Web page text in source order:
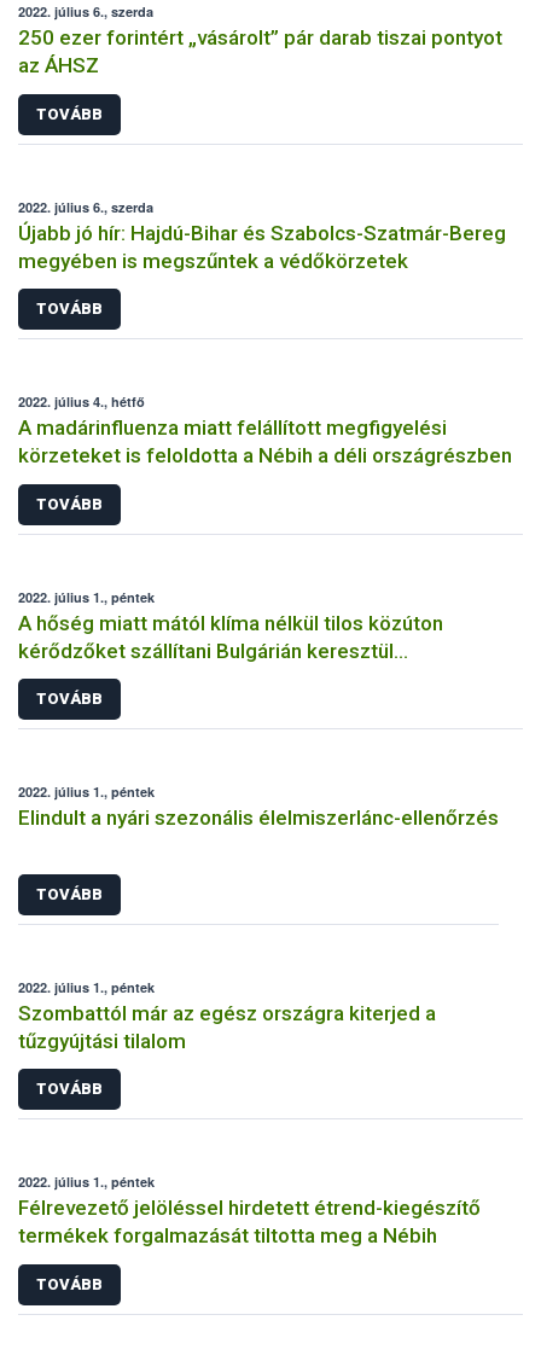
2022. július 6., szerda
250 ezer forintért „vásárolt” pár darab tiszai pontyot
az ÁHSZ
TOVÁBB
2022. július 6., szerda
Újabb jó hír: Hajdú-Bihar és Szabolcs-Szatmár-Bereg
megyében is megszűntek a védőkörzetek
TOVÁBB
2022. július 4., hétfő
A madárinfluenza miatt felállított megfigyelési
körzeteket is feloldotta a Nébih a déli országrészben
TOVÁBB
2022. július 1., péntek
A hőség miatt mától klíma nélkül tilos közúton
kérődzőket szállítani Bulgárián keresztül
Törökországba
TOVÁBB
2022. július 1., péntek
Elindult a nyári szezonális élelmiszerlánc-ellenőrzés
TOVÁBB
2022. július 1., péntek
Szombattól már az egész országra kiterjed a
tűzgyújtási tilalom
TOVÁBB
2022. július 1., péntek
Félrevezető jelöléssel hirdetett étrend-kiegészítő
termékek forgalmazását tiltotta meg a Nébih
TOVÁBB